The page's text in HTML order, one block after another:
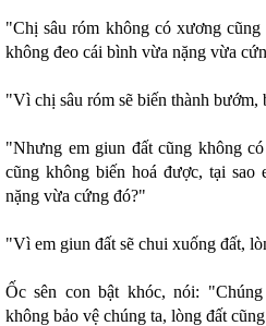
"Chị sâu róm không có xương
không đeo cái bình vừa nặng vừa
"Vì chị sâu róm sẽ biến thành bướm,
"Nhưng em giun đất cũng không
cũng không biến hoá được, tại sao
nặng vừa cứng đó?"
"Vì em giun đất sẽ chui xuống đất,
Ốc sên con bật khóc, nói:
không bảo vệ chúng ta, lòng đất